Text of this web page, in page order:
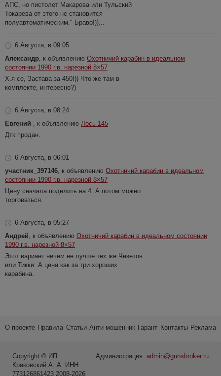
АПС, но пистолет Макарова или Тульский
Токарева от этого не становится
полуавтоматическим." Браво!))...
6 Августа, в 09:05
Александр , к объявлению Охотничий карабин в идеальном
состоянии 1990 г.в. нарезной 8×57
Х.я се, Застава за 450!)) Что же там в
комплекте, интересно?)
6 Августа, в 08:24
Евгений
, к объявлению Лось 145
Дтк продан.
6 Августа, в 06:01
участник_397146 , к объявлению Охотничий карабин в идеальном
состоянии 1990 г.в. нарезной 8×57
Цену сначала поделить на 4. А потом можно
торговаться.
6 Августа, в 05:27
Андрей , к объявлению Охотничий карабин в идеальном состоянии
1990 г.в. нарезной 8×57
Этот вариант ничем не лучше тех же Чезетов
или Тикки. А цена как за три хороших
карабина.
О проекте Правила Статьи Анти-мошенник Гарант Контакты Реклама
Администрация: admin@gunsbroker.ru
Copyright © ИП
Краковский А. А. ИНН
773126861423 2008-2026